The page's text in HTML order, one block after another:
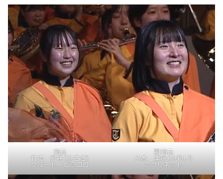
部長
竹内 望咲(みさき)
フルート・ピッコロ
副部長
八木 美玲(みれい)
クラリネット